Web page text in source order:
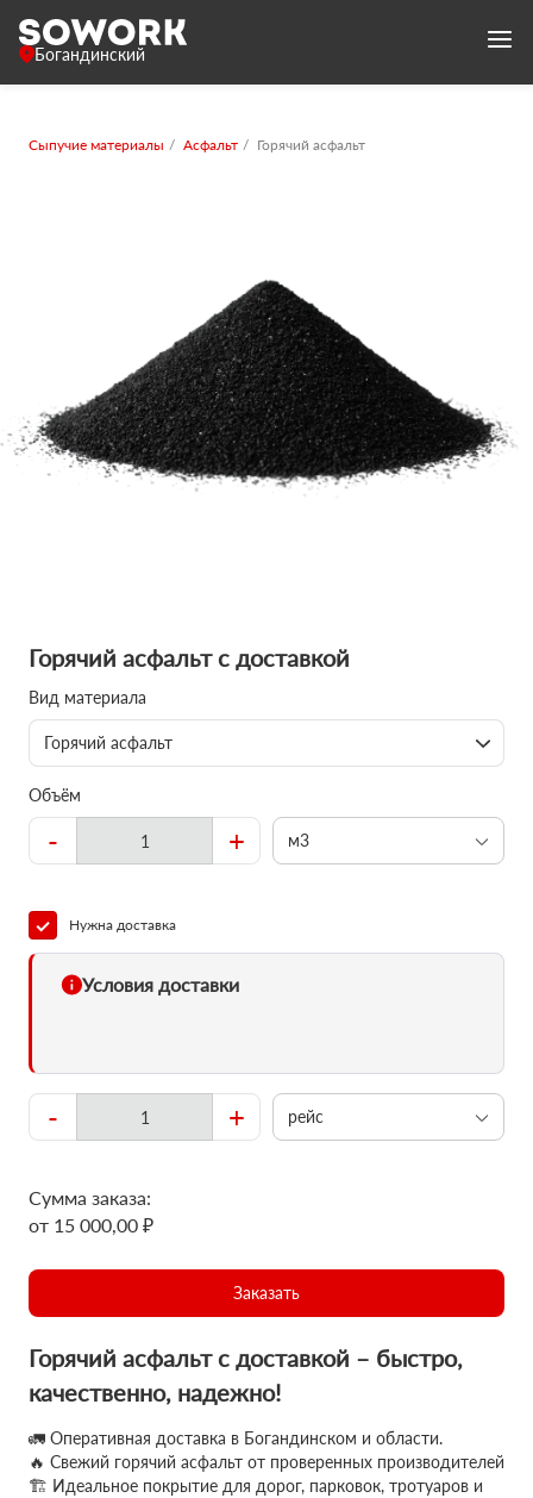
Богандинский
Сыпучие материалы Асфальт Горячий асфальт
Горячий асфальт с доставкой
Вид материала
Горячий асфальт
Объём
- + м3
Нужна доставка
Условия доставки
- + рейс
Сумма заказа:
от 15 000,00 ₽
Заказать
Горячий асфальт с доставкой – быстро,
качественно, надежно!
🚛 Оперативная доставка в Богандинском и области.
🔥 Свежий горячий асфальт от проверенных производителей
🏗 Идеальное покрытие для дорог, парковок, тротуаров и